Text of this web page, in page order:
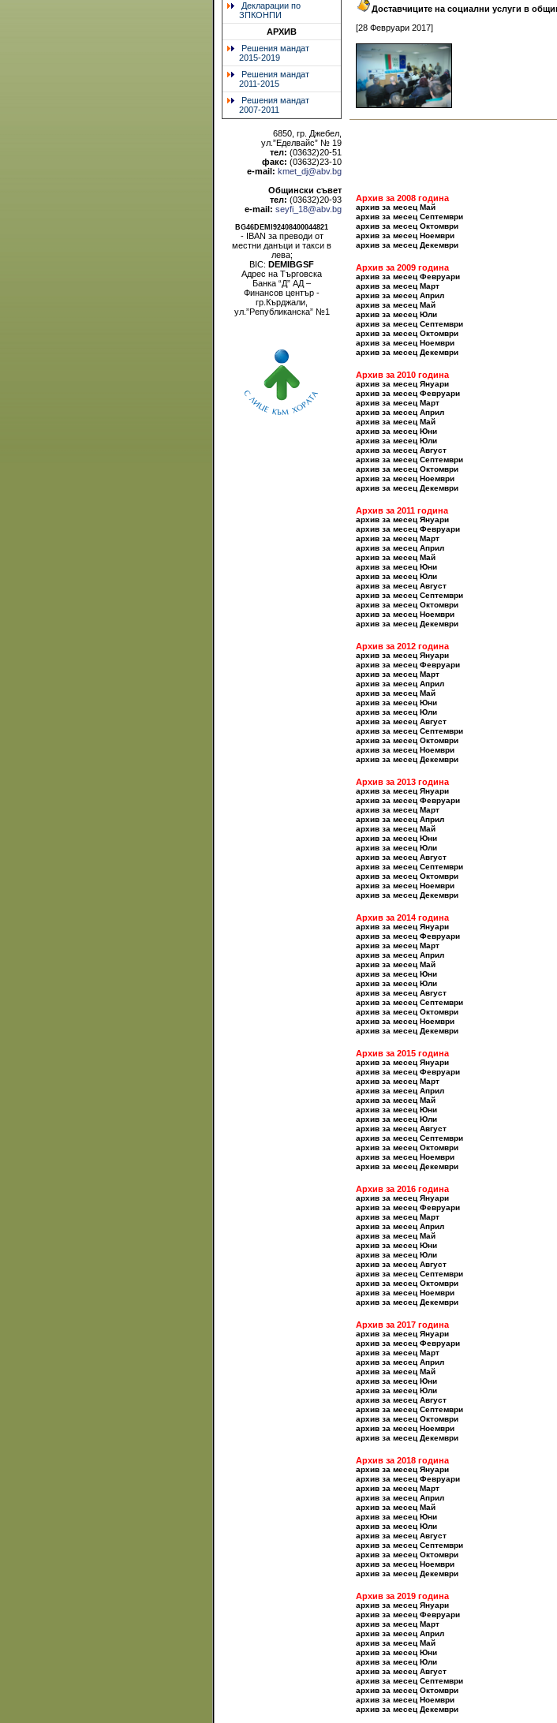
Декларации по
ЗПКОНПИ
АРХИВ
Решения мандат
2015-2019
Решения мандат
2011-2015
Решения мандат
2007-2011
6850, гр. Джебел,
ул.”Еделвайс” № 19
тел: (03632)20-51
факс: (03632)23-10
e-mail: kmet_dj@abv.bg
Общински съвет
тел: (03632)20-93
e-mail: seyfi_18@abv.bg
BG46DEMI92408400044821
- IBAN за преводи от
местни данъци и такси в
лева;
BIC: DEMIBGSF
Адрес на Търговска
Банка “Д” АД –
Финансов център -
гр.Кърджали,
ул.”Републиканска” №1
Доставчиците на социални услуги в
[28 Февруари 2017]
Архив за 2008 година
архив за месец Май
архив за месец Септември
архив за месец Октомври
архив за месец Ноември
архив за месец Декември
Архив за 2009 година
архив за месец Февруари
архив за месец Март
архив за месец Април
архив за месец Май
архив за месец Юли
архив за месец Септември
архив за месец Октомври
архив за месец Ноември
архив за месец Декември
Архив за 2010 година
архив за месец Януари
архив за месец Февруари
архив за месец Март
архив за месец Април
архив за месец Май
архив за месец Юни
архив за месец Юли
архив за месец Август
архив за месец Септември
архив за месец Октомври
архив за месец Ноември
архив за месец Декември
Архив за 2011 година
архив за месец Януари
архив за месец Февруари
архив за месец Март
архив за месец Април
архив за месец Май
архив за месец Юни
архив за месец Юли
архив за месец Август
архив за месец Септември
архив за месец Октомври
архив за месец Ноември
архив за месец Декември
Архив за 2012 година
архив за месец Януари
архив за месец Февруари
архив за месец Март
архив за месец Април
архив за месец Май
архив за месец Юни
архив за месец Юли
архив за месец Август
архив за месец Септември
архив за месец Октомври
архив за месец Ноември
архив за месец Декември
Архив за 2013 година
архив за месец Януари
архив за месец Февруари
архив за месец Март
архив за месец Април
архив за месец Май
архив за месец Юни
архив за месец Юли
архив за месец Август
архив за месец Септември
архив за месец Октомври
архив за месец Ноември
архив за месец Декември
Архив за 2014 година
архив за месец Януари
архив за месец Февруари
архив за месец Март
архив за месец Април
архив за месец Май
архив за месец Юни
архив за месец Юли
архив за месец Август
архив за месец Септември
архив за месец Октомври
архив за месец Ноември
архив за месец Декември
Архив за 2015 година
архив за месец Януари
архив за месец Февруари
архив за месец Март
архив за месец Април
архив за месец Май
архив за месец Юни
архив за месец Юли
архив за месец Август
архив за месец Септември
архив за месец Октомври
архив за месец Ноември
архив за месец Декември
Архив за 2016 година
архив за месец Януари
архив за месец Февруари
архив за месец Март
архив за месец Април
архив за месец Май
архив за месец Юни
архив за месец Юли
архив за месец Август
архив за месец Септември
архив за месец Октомври
архив за месец Ноември
архив за месец Декември
Архив за 2017 година
архив за месец Януари
архив за месец Февруари
архив за месец Март
архив за месец Април
архив за месец Май
архив за месец Юни
архив за месец Юли
архив за месец Август
архив за месец Септември
архив за месец Октомври
архив за месец Ноември
архив за месец Декември
Архив за 2018 година
архив за месец Януари
архив за месец Февруари
архив за месец Март
архив за месец Април
архив за месец Май
архив за месец Юни
архив за месец Юли
архив за месец Август
архив за месец Септември
архив за месец Октомври
архив за месец Ноември
архив за месец Декември
Архив за 2019 година
архив за месец Януари
архив за месец Февруари
архив за месец Март
архив за месец Април
архив за месец Май
архив за месец Юни
архив за месец Юли
архив за месец Август
архив за месец Септември
архив за месец Октомври
архив за месец Ноември
архив за месец Декември